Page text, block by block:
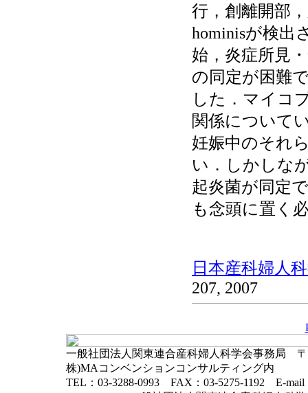
行，創離開部
hominisが検出
始，炎症所見
の同定が困難
した．マイコ
関係について
妊娠中のそれ
い．しかしな
起炎菌が同定
も念頭に置く
日本産科婦人
207, 2007
一般社団法人関東連合産科婦人科学会事務局 〒
株)MAコンベンションコンサルティング内
TEL：03-3288-0993 FAX：03-5275-1192 E-mail